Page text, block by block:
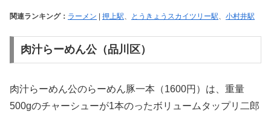
関連ランキング： ラーメン 押上駅、 とうきょうスカイツリー駅、 小村井駅
肉汁らーめん公（品川区）
肉汁らーめん公のらーめん豚一本（1600円）は、重量
500gのチャーシューが1本のったボリュームタップリ二郎